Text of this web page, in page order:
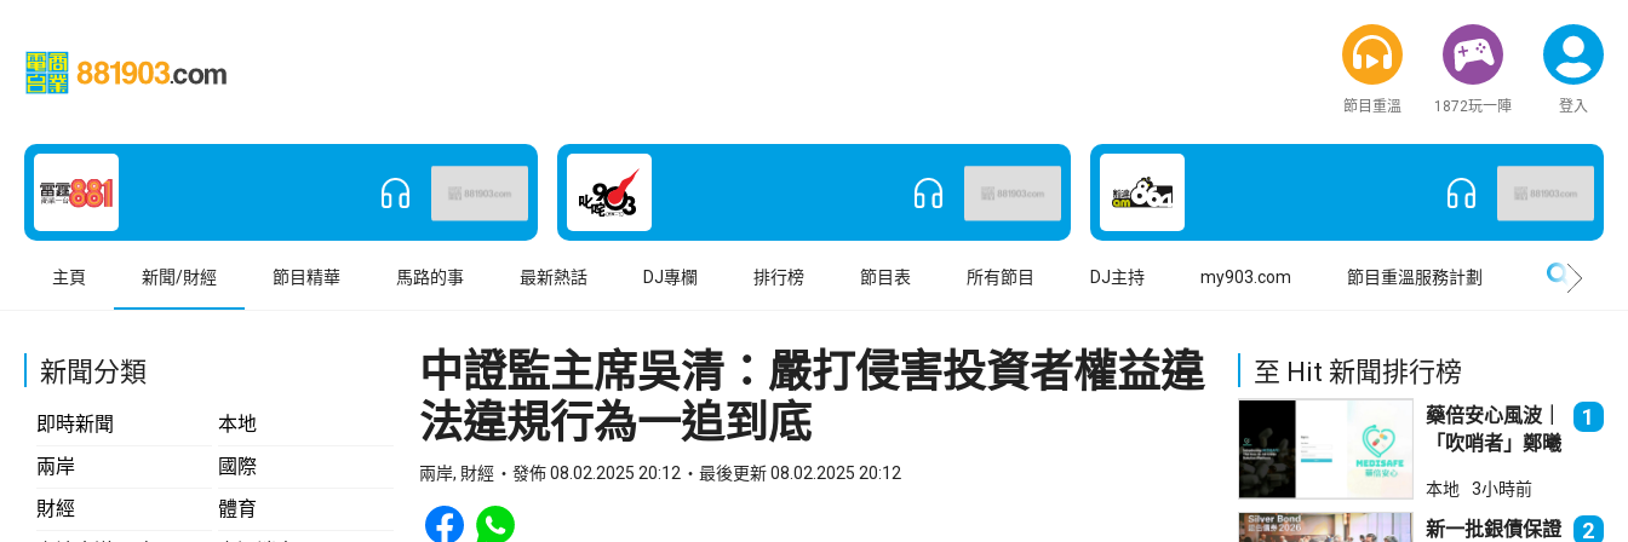
節目重溫 1872玩一陣 登入
主頁 新聞/財經 節目精華 馬路的事 最新熱話 DJ專欄 排行榜 節目表 所有節目 DJ主持 my903.com 節目重溫服務計劃
新聞分類
即時新聞
本地
兩岸
國際
財經
體育
中證監主席吳清：嚴打侵害投資者權益違
法違規行為一追到底
兩岸, 財經 發佈 08.02.2025 20:12 最後更新 08.02.2025 20:12
Share to Facebook
Share to WhatsApp
至 Hit 新聞排行榜
藥倍安心風波｜
「吹哨者」鄭曦
進行刑事調查
1
本地 3小時前
新一批銀債保證 2